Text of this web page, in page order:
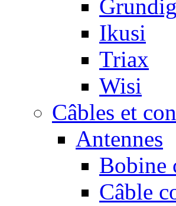
Grundig
Ikusi
Triax
Wisi
Câbles et
Antennes
Bobine
Câble